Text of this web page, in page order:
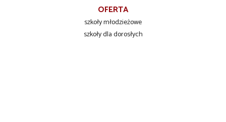
OFERTA
szkoły młodzieżowe
szkoły dla dorosłych